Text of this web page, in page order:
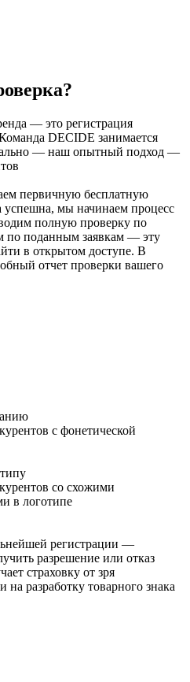
— это регистрация
DECIDE занимается
— наш опытный подход —
первичную бесплатную
успешна, мы начинаем процесс
полную проверку по
по поданным заявкам — эту
в открытом доступе. В
отчет проверки вашего
с фонетической
со схожими
в логотипе
регистрации —
разрешение или отказ
страховку от зря
разработку товарного знака